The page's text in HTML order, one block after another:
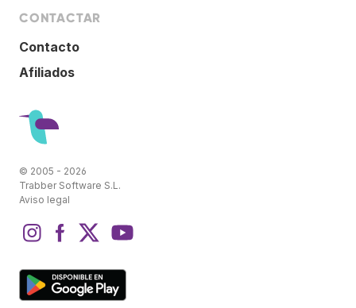
CONTACTAR
Contacto
Afiliados
© 2005 - 2026
Trabber Software S.L.
Aviso legal